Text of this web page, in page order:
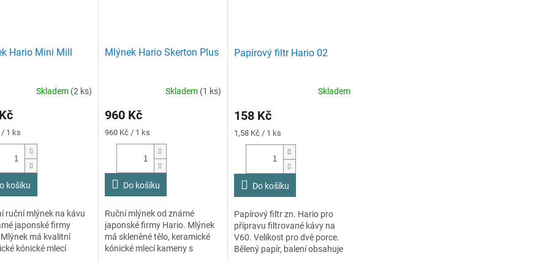
Hario Mini Mill
Skladem (2 ks)
/ 1 ks
košíku
ruční mlýnek na kávu
japonské firmy
má kvalitní
kónické mlecí
Mlýnek Hario Skerton Plus
Skladem (1 ks)
960 Kč
Měrná
cena:
960 Kč / 1 ks
Do košíku
Ruční mlýnek od známé
japonské firmy Hario. Mlýnek
má skleněné tělo, keramické
kónické mlecí kameny s
Papírový filtr Hario 02
Skladem
158 Kč
Měrná
cena:
1,58 Kč / 1 ks
Do košíku
Papírový filtr zn. Hario pro
přípravu filtrované kávy na
V60. Velikost pro dvě porce.
Bělený papír, balení obsahuje